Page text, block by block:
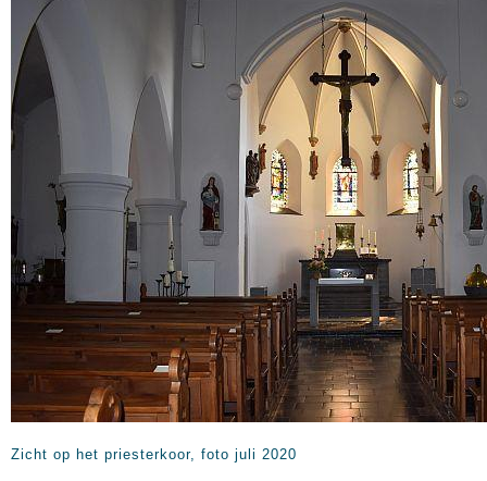
Zicht op het priesterkoor, foto juli 2020